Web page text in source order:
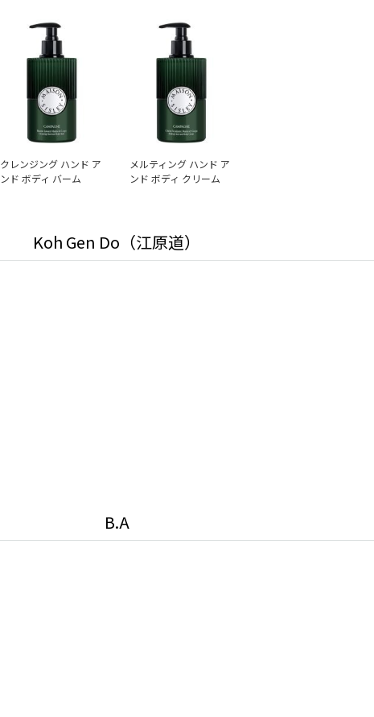
クレンジング ハンド ア
ンド ボディ バーム
メルティング ハンド ア
ンド ボディ クリーム
Koh Gen Do（江原道）
B.A